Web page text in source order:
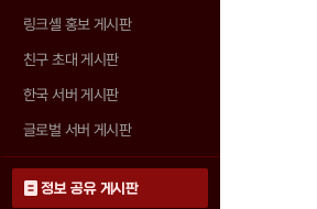
링크셸 홍보 게시판
친구 초대 게시판
한국 서버 게시판
글로벌 서버 게시판
정보 공유 게시판